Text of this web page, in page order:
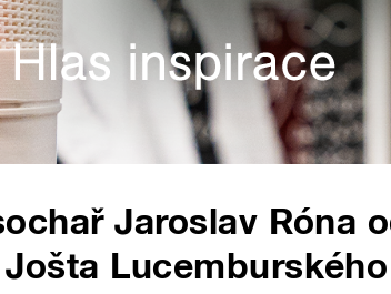
Jaroslav Róna